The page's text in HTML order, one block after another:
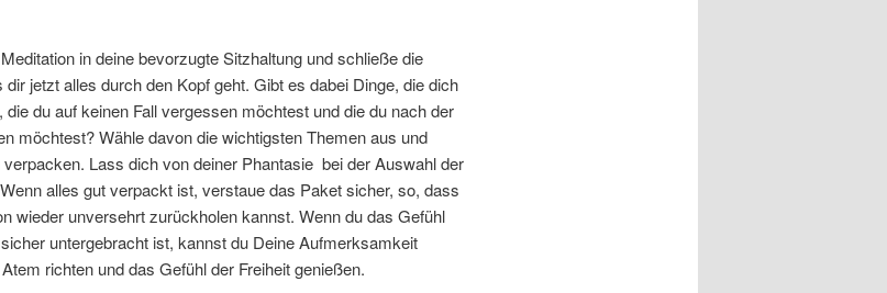
in deine bevorzugte Sitzhaltung und schließe die
jetzt alles durch den Kopf geht. Gibt es dabei Dinge, die dich
du auf keinen Fall vergessen möchtest und die du nach der
möchtest? Wähle davon die wichtigsten Themen aus und
Lass dich von deiner Phantasie bei der Auswahl der
alles gut verpackt ist, verstaue das Paket sicher, so, dass
wieder unversehrt zurückholen kannst. Wenn du das Gefühl
untergebracht ist, kannst du Deine Aufmerksamkeit
richten und das Gefühl der Freiheit genießen.